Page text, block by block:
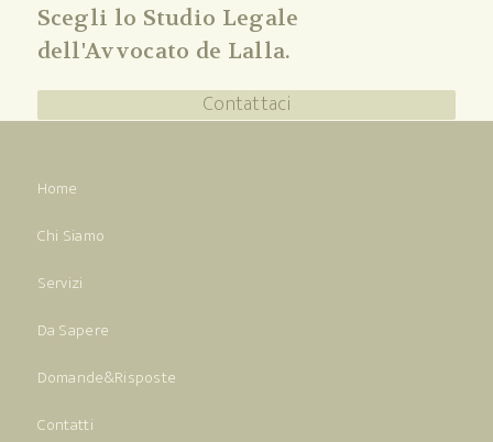
Scegli lo Studio Legale
dell'Avvocato de Lalla.
Contattaci
Home
Chi Siamo
Servizi
Da Sapere
Domande&Risposte
Contatti